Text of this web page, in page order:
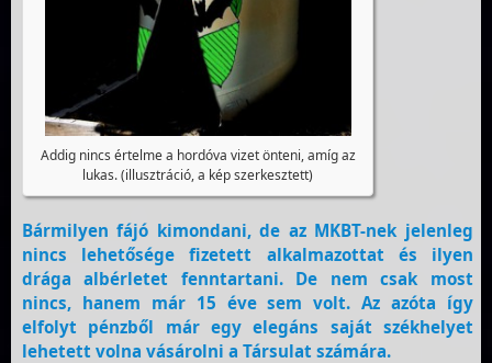
Addig nincs értelme a hordóva vizet önteni, amíg az
lukas. (illusztráció, a kép szerkesztett)
Bármilyen fájó kimondani, de az MKBT-nek jelenleg
nincs lehetősége fizetett alkalmazottat és ilyen
drága albérletet fenntartani. De nem csak most
nincs, hanem már 15 éve sem volt. Az azóta így
elfolyt pénzből már egy elegáns saját székhelyet
lehetett volna vásárolni a Társulat számára.